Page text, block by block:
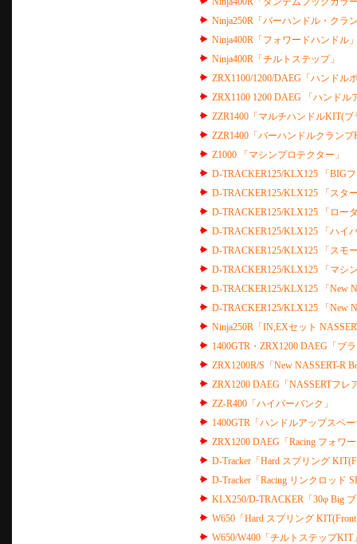
Ninja250R「バーハンドル・クラ
Ninja400R「フォワードハンドル
Ninja400R「チルトステップ」
ZRX1100/1200/DAEG「ハンドル
ZRX1100 1200 DAEG 「ハンド
ZZR1400「マルチハンドルKIT(ブ
ZZR1400「バーハンドルクラン
Z1000 「マシンプロテクター」
D-TRACKER125/KLX125 「BIG
D-TRACKER125/KLX125 「スタ
D-TRACKER125/KLX125 「ロー
D-TRACKER125/KLX125 「ハイ
D-TRACKER125/KLX125 「スモ
D-TRACKER125/KLX125 「マシ
D-TRACKER125/KLX125 「New
D-TRACKER125/KLX125 「New
Ninja250R「IN,EXセット
1400GTR・ZRX1200 DAEG「ブ
ZRX1200R/S「New NASSERT-R
ZRX1200 DAEG「NASSERTフ
ZZ-R400「ハイパーバンク」
1400GTR「ハンドルアップスペ
ZRX1200 DAEG「Racing フォワ
D-Tracker「Hard スプリング
D-Tracker「Racing リンクロッド
KLX250/D-TRACKER「30φ Big
W650「Hard スプリング
W650/W400「チルトステップKIT